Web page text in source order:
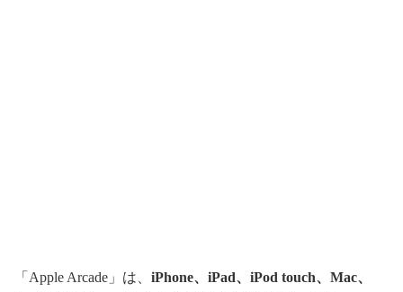
「Apple Arcade」は、 iPhone、iPad、iPod touch、Mac、